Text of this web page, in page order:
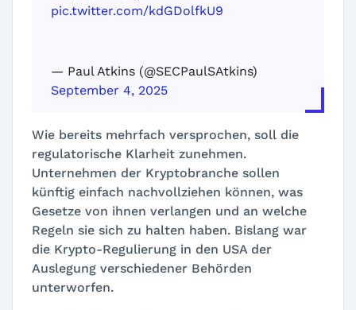
pic.twitter.com/kdGDolfkU9
— Paul Atkins (@SECPaulSAtkins)
September 4, 2025
Wie bereits mehrfach versprochen, soll die
regulatorische Klarheit zunehmen.
Unternehmen der Kryptobranche sollen
künftig einfach nachvollziehen können, was
Gesetze von ihnen verlangen und an welche
Regeln sie sich zu halten haben. Bislang war
die Krypto-Regulierung in den USA der
Auslegung verschiedener Behörden
unterworfen.